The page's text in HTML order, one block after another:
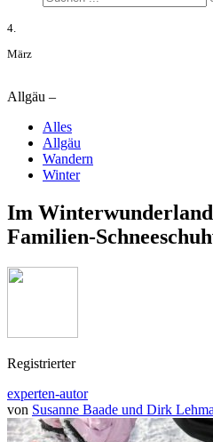
4.
März
Allgäu –
Alles
Allgäu
Wandern
Winter
Im
Familien-
Registrierter
experten-autor
von Susanne Baade und Dirk